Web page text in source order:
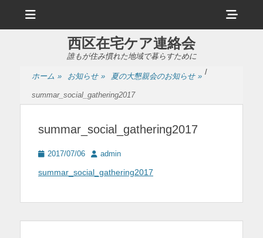
ュ
ヘ
ッ
イ
ン
テ
西区在宅ケア連絡会
誰もが住み慣れた地域で暮らすために
ホーム » お知らせ » /
夏の大懇親会のお知らせ »
summar_social_gathering2017
summar_social_gathering2017
投
日
2017/07/06
投
者
admin
summar_social_gathering2017